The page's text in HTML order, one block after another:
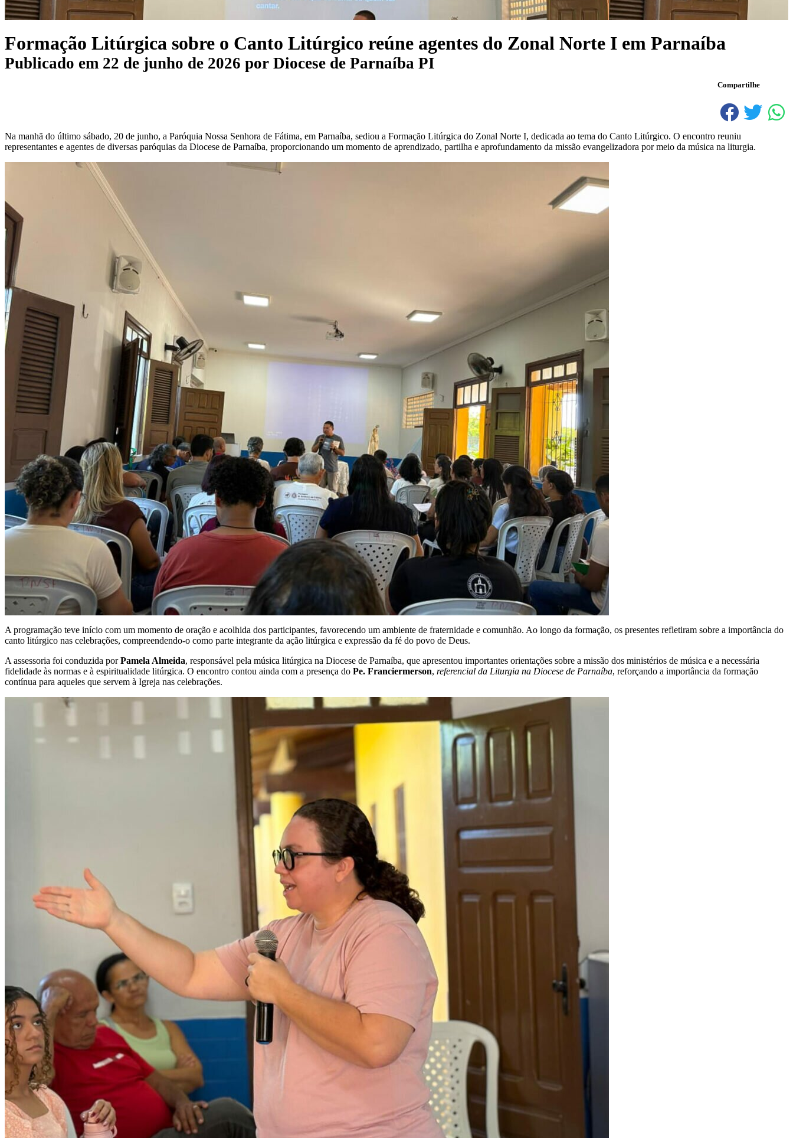
Formação Litúrgica sobre o Canto Litúrgico reúne agentes do Zonal Norte I em Parnaíba
Publicado em 22 de junho de 2026 por Diocese de Parnaíba PI
Compartilhe
Na manhã do último sábado, 20 de junho, a Paróquia Nossa Senhora de Fátima, em Parnaíba, sediou a Formação Litúrgica do Zonal Norte I, dedicada ao tema do Canto Litúrgico. O encontro reuniu
representantes e agentes de diversas paróquias da Diocese de Parnaíba, proporcionando um momento de aprendizado, partilha e aprofundamento da missão evangelizadora por meio da música na liturgia.
A programação teve início com um momento de oração e acolhida dos participantes, favorecendo um ambiente de fraternidade e comunhão. Ao longo da formação, os presentes refletiram sobre a importância do
canto litúrgico nas celebrações, compreendendo-o como parte integrante da ação litúrgica e expressão da fé do povo de Deus.
A assessoria foi conduzida porPamela Almeida, responsável pela música litúrgica na Diocese de Parnaíba, que apresentou importantes orientações sobre a missão dos ministérios de música e a necessária
fidelidade às normas e à espiritualidade litúrgica. O encontro contou ainda com a presença do Pe. Franciermerson, referencial da Liturgia na Diocese de Parnaíba, reforçando a importância da formação
contínua para aqueles que servem à Igreja nas celebrações.